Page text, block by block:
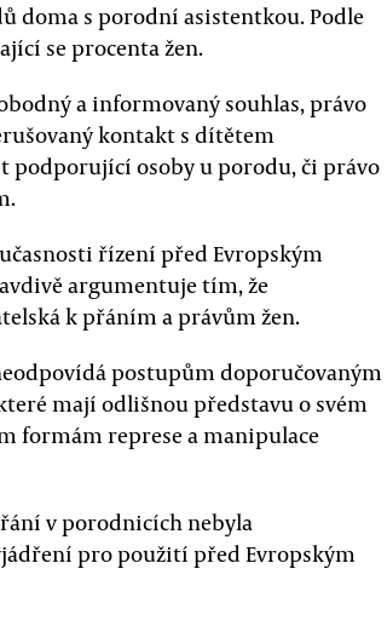
doma s porodní asistentkou. Podle
se procenta žen.
a informovaný souhlas, právo
kontakt s dítětem
podporující osoby u porodu, či právo
řízení před Evropským
argumentuje tím, že
k přáním a právům žen.
postupům doporučovaným
mají odlišnou představu o svém
formám represe a manipulace
v porodnicích nebyla
pro použití před Evropským